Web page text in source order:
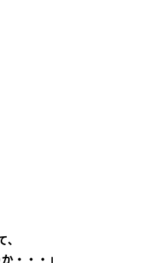
・・・」